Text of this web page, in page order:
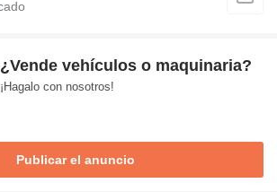
¿Vende vehículos o maquinaria?
¡Hagalo con nosotros!
Publicar el anuncio